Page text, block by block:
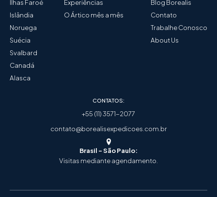
Ilhas Faroé
Islândia
Noruega
Suécia
Svalbard
Canadá
Alasca
Experiências
O Ártico mês a mês
Blog Borealis
Contato
Trabalhe Conosco
About Us
CONTATOS:
+55 (11) 3571-2077
contato@borealisexpedicoes.com.br
Brasil - São Paulo:
Visitas mediante agendamento.